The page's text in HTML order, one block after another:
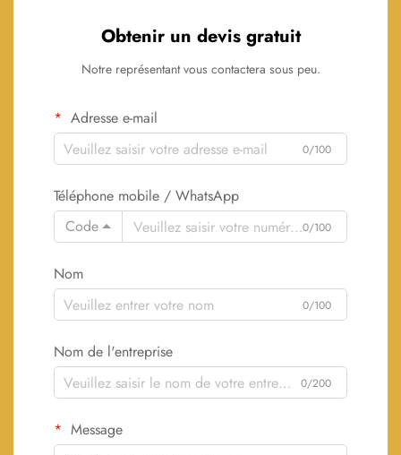
Obtenir un devis gratuit
Notre représentant vous contactera sous peu.
Adresse e-mail
0/100
Téléphone mobile / WhatsApp
Code
0/100
Nom
0/100
Nom de l'entreprise
0/200
Message